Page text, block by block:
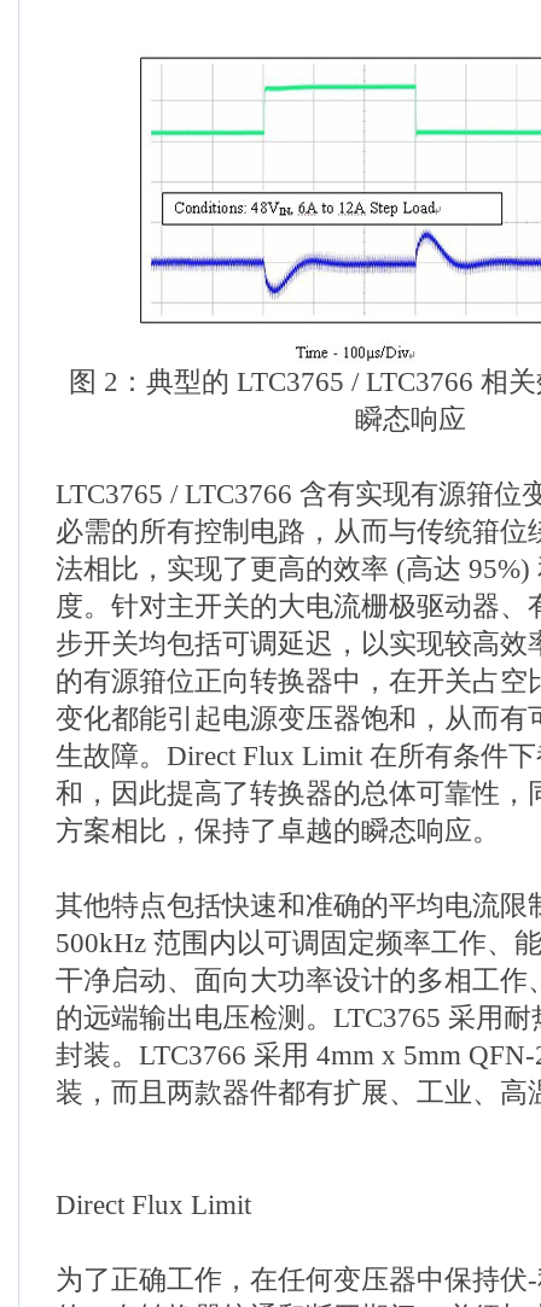
图 2：典型的 LTC3765 / LTC3766 相
瞬态响应
LTC3765 / LTC3766 含有实现有源箝位
必需的所有控制电路，从而与传统箝位
法相比，实现了更高的效率 (高达 95%)
度。针对主开关的大电流栅极驱动器、
步开关均包括可调延迟，以实现较高效
的有源箝位正向转换器中，在开关占空
变化都能引起电源变压器饱和，从而有
生故障。Direct Flux Limit 在所有条件
和，因此提高了转换器的总体可靠性，
方案相比，保持了卓越的瞬态响应。
其他特点包括快速和准确的平均电流限
500kHz 范围内以可调固定频率工作、
干净启动、面向大功率设计的多相工作
的远端输出电压检测。LTC3765 采用耐
封装。LTC3766 采用 4mm x 5mm QFN-
装，而且两款器件都有扩展、工业、高
Direct Flux Limit
为了正确工作，在任何变压器中保持伏